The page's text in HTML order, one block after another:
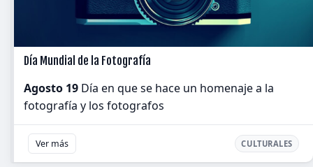
Día Mundial de la Fotografía
Agosto 19 Día en que se hace un homenaje a la
fotografía y los fotografos
Ver más CULTURALES